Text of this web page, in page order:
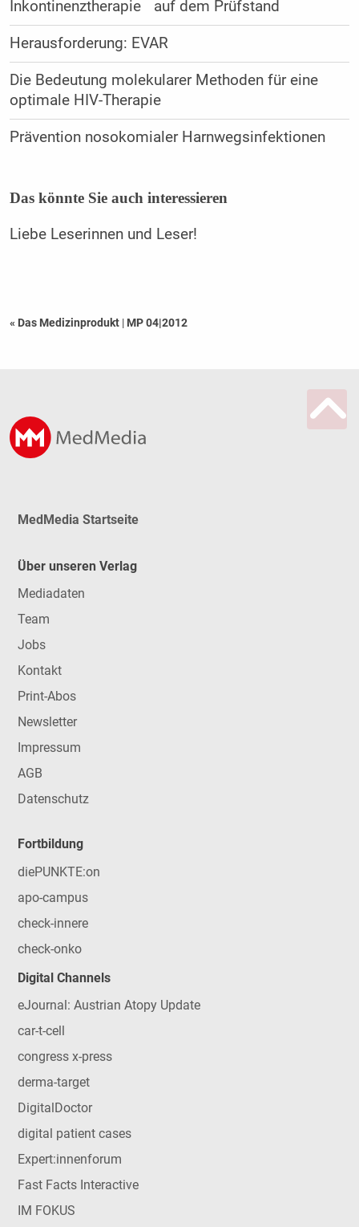
Inkontinenztherapie auf dem Prüfstand
Herausforderung: EVAR
Die Bedeutung molekularer Methoden für eine
optimale HIV-Therapie
Prävention nosokomialer Harnwegsinfektionen
Das könnte Sie auch interessieren
Liebe Leserinnen und Leser!
« Das Medizinprodukt | MP 04|2012
MedMedia Startseite
Über unseren Verlag
Mediadaten
Team
Jobs
Kontakt
Print-Abos
Newsletter
Impressum
AGB
Datenschutz
Fortbildung
diePUNKTE:on
apo-campus
check-innere
check-onko
Digital Channels
eJournal: Austrian Atopy Update
car-t-cell
congress x-press
derma-target
DigitalDoctor
digital patient cases
Expert:innenforum
Fast Facts Interactive
IM FOKUS